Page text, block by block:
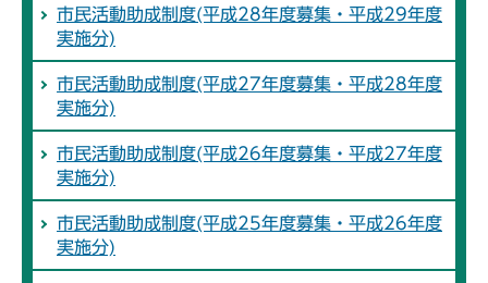
市民活動助成制度(平成28年度募集・平成29年度
実施分)
市民活動助成制度(平成27年度募集・平成28年度
実施分)
市民活動助成制度(平成26年度募集・平成27年度
実施分)
市民活動助成制度(平成25年度募集・平成26年度
実施分)